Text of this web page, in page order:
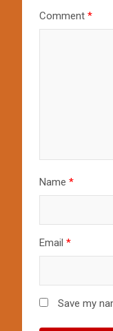
Comment *
Name *
Email *
Save my